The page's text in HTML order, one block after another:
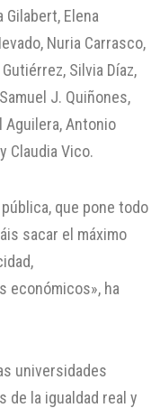
Gilabert, Elena
Nuria Carrasco,
Silvia Díaz,
J. Quiñones,
Aguilera, Antonio
Claudia Vico.
que pone todo
sacar el máximo
económicos», ha
universidades
de la igualdad real y